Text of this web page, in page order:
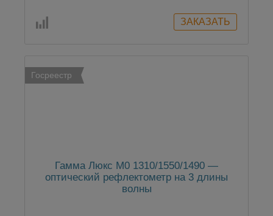
Госреестр
Гамма Люкс M0 1310/1550/1490 —
оптический рефлектометр на 3 длины
волны